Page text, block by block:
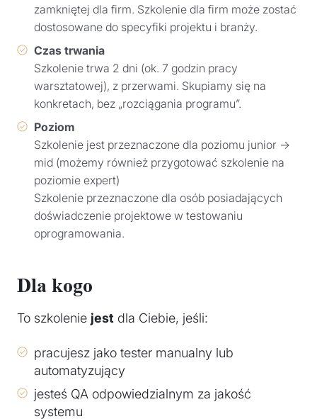
zamkniętej dla firm. Szkolenie dla firm może zostać
dostosowane do specyfiki projektu i branży.
Czas trwania
Szkolenie trwa 2 dni (ok. 7 godzin pracy
warsztatowej), z przerwami. Skupiamy się na
konkretach, bez „rozciągania programu”.
Poziom
Szkolenie jest przeznaczone dla poziomu junior →
mid (możemy również przygotować szkolenie na
poziomie expert)
Szkolenie przeznaczone dla osób posiadających
doświadczenie projektowe w testowaniu
oprogramowania.
Dla kogo
To szkolenie jest dla Ciebie, jeśli:
pracujesz jako tester manualny lub
automatyzujący
jesteś QA odpowiedzialnym za jakość
systemu